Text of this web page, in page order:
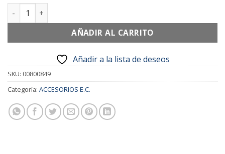
FUNDA TABLET SUNSTECH RAG101BK cantidad
AÑADIR AL CARRITO
Añadir a la lista de deseos
SKU: 00800849
Categoría: ACCESORIOS E.C.